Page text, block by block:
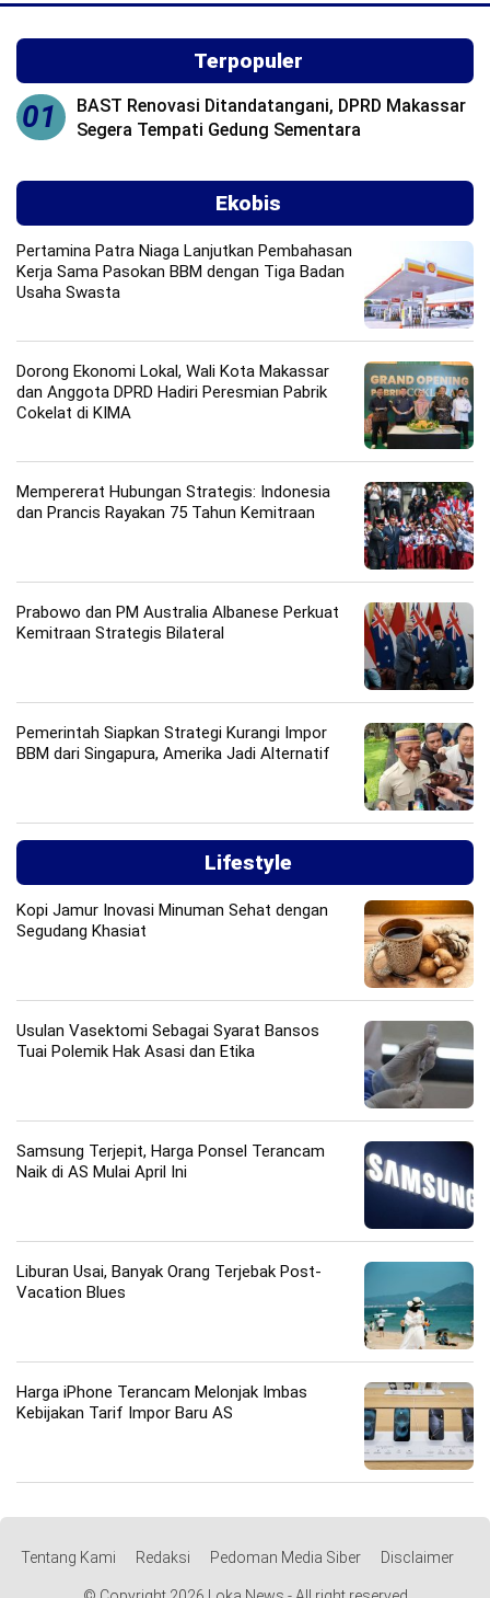
Terpopuler
01
BAST Renovasi Ditandatangani, DPRD Makassar
Segera Tempati Gedung Sementara
Ekobis
Pertamina Patra Niaga Lanjutkan Pembahasan
Kerja Sama Pasokan BBM dengan Tiga Badan
Usaha Swasta
Dorong Ekonomi Lokal, Wali Kota Makassar
dan Anggota DPRD Hadiri Peresmian Pabrik
Cokelat di KIMA
Mempererat Hubungan Strategis: Indonesia
dan Prancis Rayakan 75 Tahun Kemitraan
Prabowo dan PM Australia Albanese Perkuat
Kemitraan Strategis Bilateral
Pemerintah Siapkan Strategi Kurangi Impor
BBM dari Singapura, Amerika Jadi Alternatif
Lifestyle
Kopi Jamur Inovasi Minuman Sehat dengan
Segudang Khasiat
Usulan Vasektomi Sebagai Syarat Bansos
Tuai Polemik Hak Asasi dan Etika
Samsung Terjepit, Harga Ponsel Terancam
Naik di AS Mulai April Ini
Liburan Usai, Banyak Orang Terjebak Post-
Vacation Blues
Harga iPhone Terancam Melonjak Imbas
Kebijakan Tarif Impor Baru AS
Tentang Kami Redaksi Pedoman Media Siber Disclaimer